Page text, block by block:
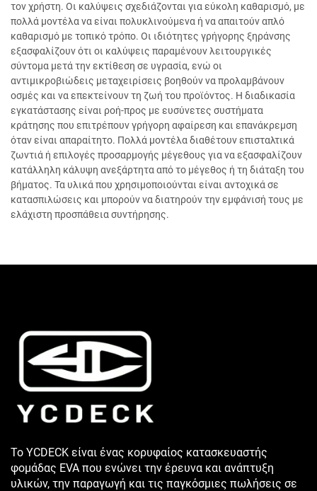
τον χρήστη. Οι καλύψεις σχεδιάζονται για εύκολη καθαρισμό, με
πολλά μοντέλα να είναι πολυκλινούμενα ή να απαιτούν απλό
καθαρισμό με τοπικό τρόπο. Οι ιδιότητες γρήγορης ξηράνσης
εξασφαλίζουν ότι οι καλύψεις παραμένουν λειτουργικές
σύντομα μετά την εκτίθεση σε υγρασία, ενώ οι
αντιμικροβιώδεις μεταχειρίσεις βοηθούν να προλαμβάνουν
οσμές και να επεκτείνουν τη ζωή του προϊόντος. Η διαδικασία
εγκατάστασης είναι ροή-προς με ευσύνετες συστήματα
κράτησης που επιτρέπουν γρήγορη αφαίρεση και επανάκρεμση
όταν είναι απαραίτητο. Πολλά μοντέλα διαθέτουν επισταλτικά
ζωντιά ή επιλογές προσαρμογής μέγεθους για να εξασφαλίζουν
κατάλληλη κάλυψη ανεξάρτητα από το μέγεθος ή τη διάταξη του
βήματος. Τα υλικά που χρησιμοποιούνται είναι αντοχικά σε
κατασπιλώσεις και μπορούν να διατηρούν την εμφάνισή τους με
ελάχιστη προσπάθεια συντήρησης.
Το YCDECK είναι ένας κορυφαίος κατασκευαστής
φομάδας EVA που ενώνει την έρευνα και ανάπτυξη
υλικών, την παραγωγή και τις παγκόσμιες πωλήσεις σε